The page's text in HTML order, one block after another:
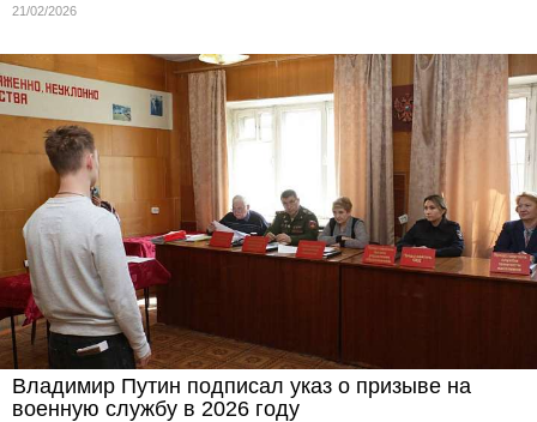
21/02/2026
Владимир Путин подписал указ о призыве на
военную службу в 2026 году